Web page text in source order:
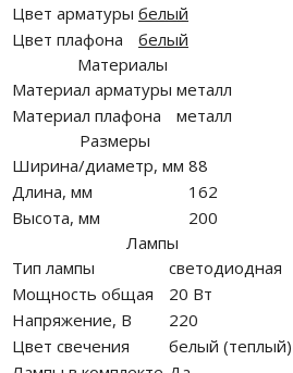
Цвет арматуры белый
Цвет плафона
белый
Материалы
Материал арматуры металл
Материал плафона
металл
Размеры
Ширина/диаметр, мм 88
Длина, мм
162
Высота, мм
200
Лампы
Тип лампы
светодиодная
Мощность общая
20 Вт
Напряжение, В
220
Цвет свечения
белый (теплый)